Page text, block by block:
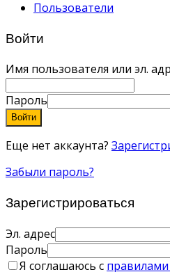
Пользователи
Войти
Имя пользователя или эл.
Пароль
Войти
Еще нет аккаунта?
Забыли пароль?
Зарегистрироваться
Эл. адрес
Пароль
Я соглашаюсь с